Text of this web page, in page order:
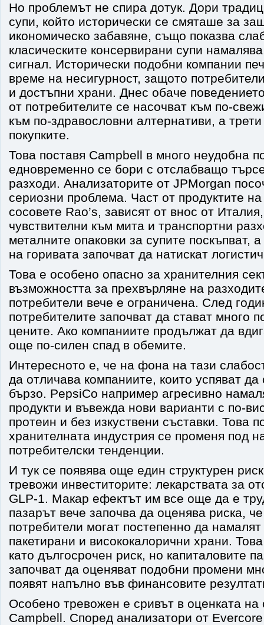
Но проблемът не спира дотук. Дори
супи, който исторически се смяташе за
икономическо забавяне, също показва
класическите консервирани супи
сигнал. Исторически подобни компании
време на несигурност, защото
и достъпни храни. Днес обаче
от потребителите се насочват към по-
към по-здравословни алтернативи, а
покупките.
Това поставя Campbell в много неудобна
едновременно се бори с отслабващо
разходи. Анализаторите от JPMorgan
сериозни проблема. Част от продуктите
сосовете Rao’s, зависят от внос от
чувствителни към мита и транспортни
металните опаковки за супите поскъпват,
на горивата започват да натискат
Това е особено опасно за хранителния
възможността за прехвърляне на
потребители вече е ограничена. След
потребителите започват да стават много
цените. Ако компаниите продължат да
още по-силен спад в обемите.
Интересното е, че на фона на тази
да отличава компаниите, които успяват да
бързо. PepsiCo например агресивно
продукти и въвежда нови варианти с по-
протеин и без изкуствени съставки. Това
хранителната индустрия се променя под
потребителски тенденции.
И тук се появява още един структурен
тревожи инвеститорите: лекарствата за
GLP-1. Макар ефектът им все още да е
пазарът вече започва да оценява риска,
потребители могат постепенно да
пакетирани и висококалорични храни.
като дългосрочен риск, но капиталовите
започват да оценяват подобни промени
появят напълно във финансовите
Особено тревожен е сривът в оценката на
Campbell. Според анализатори от